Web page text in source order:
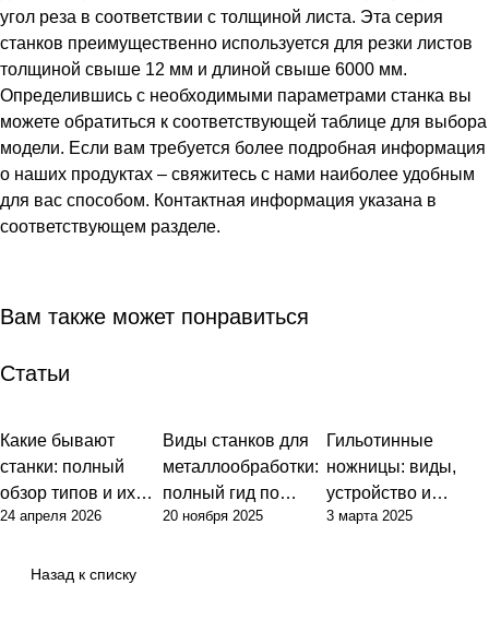
угол реза в соответствии с толщиной листа. Эта серия
станков преимущественно используется для резки листов
толщиной свыше 12 мм и длиной свыше 6000 мм.
Определившись с необходимыми параметрами станка вы
можете обратиться к соответствующей таблице для выбора
модели. Если вам требуется более подробная информация
о наших продуктах – свяжитесь с нами наиболее удобным
для вас способом. Контактная информация указана в
соответствующем разделе.
Вам также может понравиться
Статьи
Советы
Какие бывают
станки: полный
обзор типов и их
назначения
24 апреля 2026
Советы
Виды станков для
металлообработки:
полный гид по
выбору
20 ноября 2025
Советы
Гильотинные
ножницы: виды,
устройство и
ключевые
3 марта 2025
Назад к списку